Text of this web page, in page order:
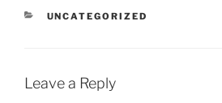
CATEGORIES
UNCATEGORIZED
Leave a Reply